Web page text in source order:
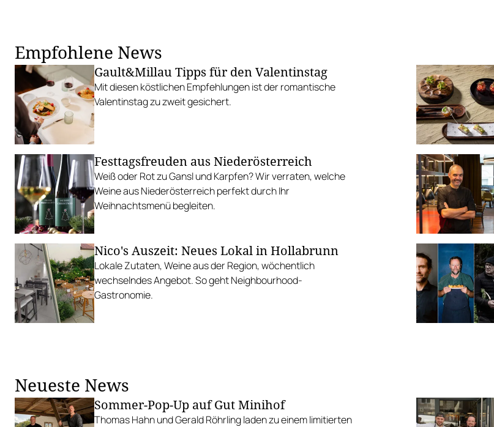
Empfohlene News
Gault&Millau Tipps für den Valentinstag
Mit diesen köstlichen Empfehlungen ist der romantische
Valentinstag zu zweit gesichert.
Festtagsfreuden aus Niederösterreich
Weiß oder Rot zu Gansl und Karpfen? Wir verraten, welche
Weine aus Niederösterreich perfekt durch Ihr
Weihnachtsmenü begleiten.
Nico's Auszeit: Neues Lokal in Hollabrunn
Lokale Zutaten, Weine aus der Region, wöchentlich
wechselndes Angebot. So geht Neighbourhood-
Gastronomie.
Neueste News
Sommer-Pop-Up auf Gut Minihof
Thomas Hahn und Gerald Röhrling laden zu einem limitierten